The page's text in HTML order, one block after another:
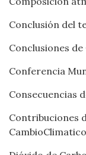
Conclusión del
Conclusiones
Conferencia
Consecuencias
Contribuciones